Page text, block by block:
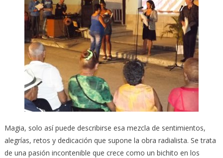
Magia, solo así puede describirse esa mezcla de sentimientos,
alegrías, retos y dedicación que supone la obra radialista. Se trata
de una pasión incontenible que crece como un bichito en los